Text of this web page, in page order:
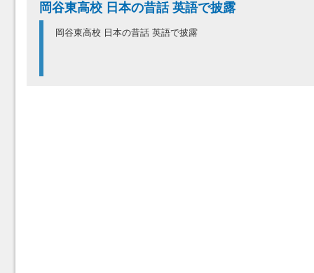
岡谷東高校 日本の昔話 英語で披露
岡谷東高校 日本の昔話 英語で披露